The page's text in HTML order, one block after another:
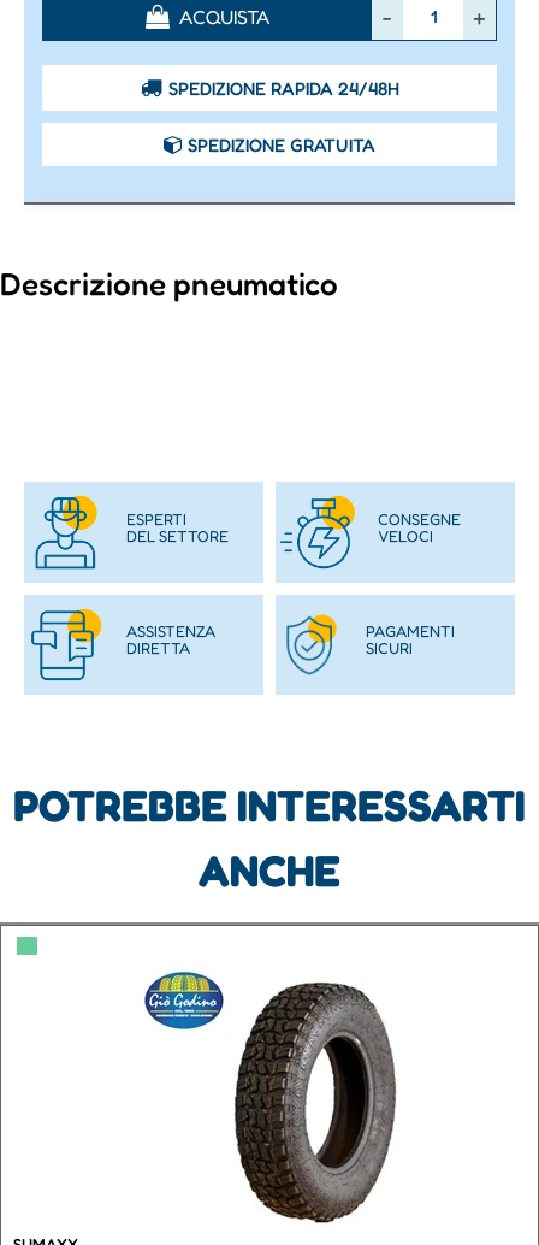
ACQUISTA
SPEDIZIONE RAPIDA 24/48H
SPEDIZIONE GRATUITA
Descrizione pneumatico
ESPERTI
DEL SETTORE
CONSEGNE
VELOCI
ASSISTENZA
DIRETTA
PAGAMENTI
SICURI
POTREBBE INTERESSARTI
ANCHE
▀